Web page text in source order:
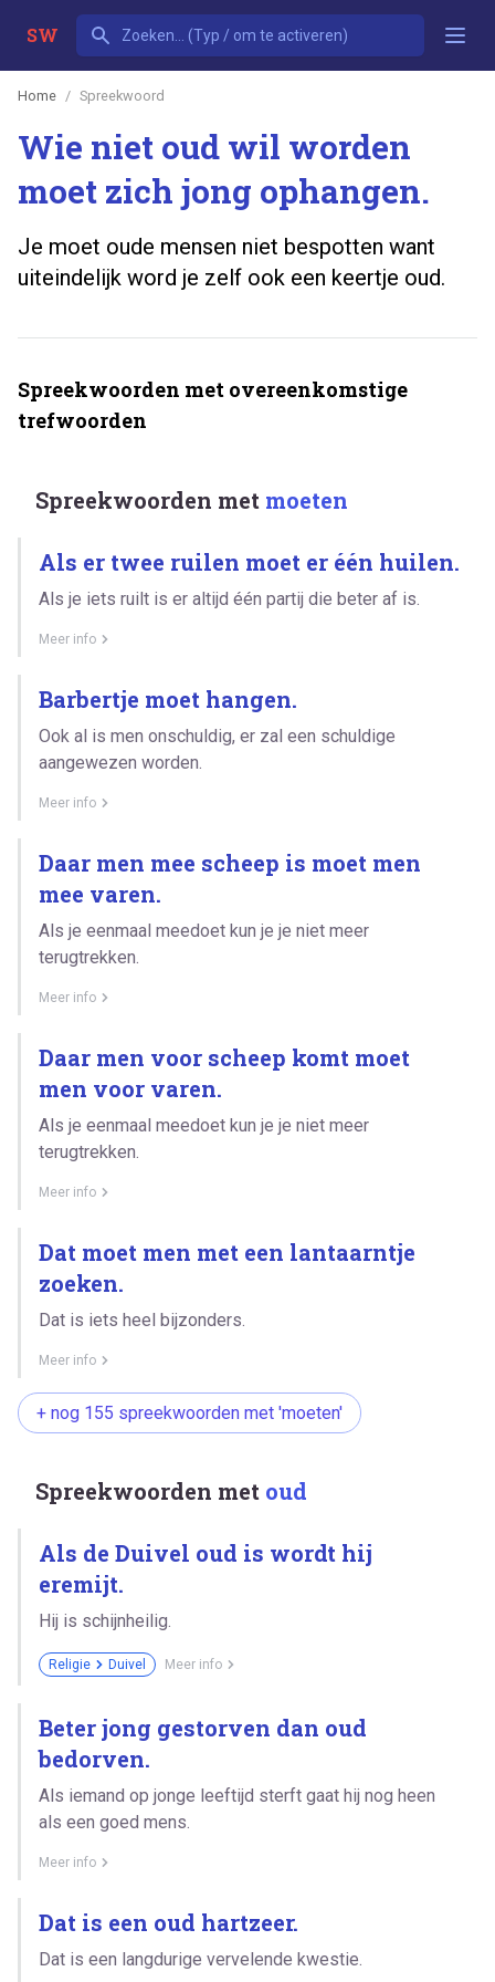
SW
Home Spreekwoord
Wie niet oud wil worden
moet zich jong ophangen.
Je moet oude mensen niet bespotten want
uiteindelijk word je zelf ook een keertje oud.
Spreekwoorden met overeenkomstige
trefwoorden
Spreekwoorden met moeten
Als er twee ruilen moet er één huilen.
Als je iets ruilt is er altijd één partij die beter af is.
Meer info
Barbertje moet hangen.
Ook al is men onschuldig, er zal een schuldige
aangewezen worden.
Meer info
Daar men mee scheep is moet men
mee varen.
Als je eenmaal meedoet kun je je niet meer
terugtrekken.
Meer info
Daar men voor scheep komt moet
men voor varen.
Als je eenmaal meedoet kun je je niet meer
terugtrekken.
Meer info
Dat moet men met een lantaarntje
zoeken.
Dat is iets heel bijzonders.
Meer info
+ nog 155 spreekwoorden met 'moeten'
Spreekwoorden met oud
Als de Duivel oud is wordt hij
eremijt.
Hij is schijnheilig.
Religie Duivel Meer info
Beter jong gestorven dan oud
bedorven.
Als iemand op jonge leeftijd sterft gaat hij nog heen
als een goed mens.
Meer info
Dat is een oud hartzeer.
Dat is een langdurige vervelende kwestie.